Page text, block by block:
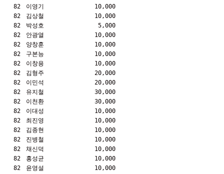
82
이영기
10,000
82
김상철
10,000
82
박성호
5,000
82
안광열
10,000
82
양창훈
10,000
82
구본능
10,000
82
이창용
10,000
82
김형주
20,000
82
이민석
20,000
82
유지철
30,000
82
이천환
30,000
82
이대성
10,000
82
최진영
10,000
82
김종현
10,000
82
진병철
10,000
82
채신덕
10,000
82
홍성균
10,000
82
윤영설 10,000